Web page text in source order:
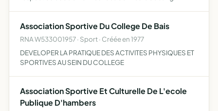
Association Sportive Du College De Bais
RNA W533001957 · Sport · Créée en 1977
DEVELOPER LA PRATIQUE DES ACTIVITES PHYSIQUES ET
SPORTIVES AU SEIN DU COLLEGE
Association Sportive Et Culturelle De L'ecole
Publique D'hambers